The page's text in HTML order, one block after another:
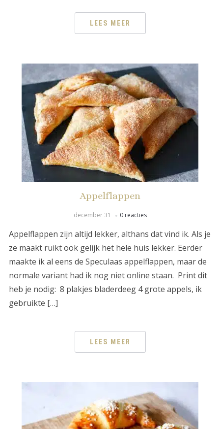
LEES MEER
Appelflappen
december 31 0 reacties
Appelflappen zijn altijd lekker, althans dat vind ik. Als je
ze maakt ruikt ook gelijk het hele huis lekker. Eerder
maakte ik al eens de Speculaas appelflappen, maar de
normale variant had ik nog niet online staan. Print dit
heb je nodig: 8 plakjes bladerdeeg 4 grote appels, ik
gebruikte […]
LEES MEER